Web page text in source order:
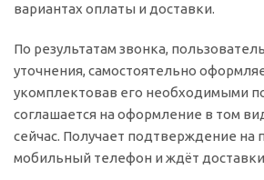
вариантах оплаты и доставки.
По результатам звонка,
уточнения, самостоятельно
укомплектовав его необходимыми
соглашается на оформление в том
сейчас. Получает подтверждение на
мобильный телефон и ждёт